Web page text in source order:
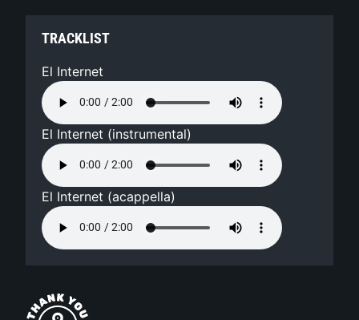
TRACKLIST
El Internet
El Internet (instrumental)
El Internet (acappella)